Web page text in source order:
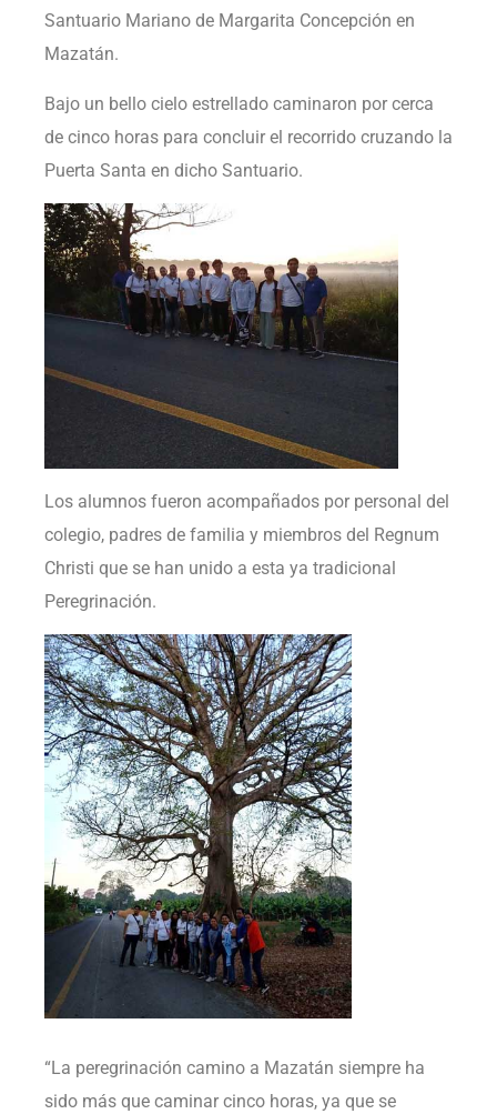
Santuario Mariano de Margarita Concepción en
Mazatán.
Bajo un bello cielo estrellado caminaron por cerca
de cinco horas para concluir el recorrido cruzando la
Puerta Santa en dicho Santuario.
Los alumnos fueron acompañados por personal del
colegio, padres de familia y miembros del Regnum
Christi que se han unido a esta ya tradicional
Peregrinación.
“La peregrinación camino a Mazatán siempre ha
sido más que caminar cinco horas, ya que se